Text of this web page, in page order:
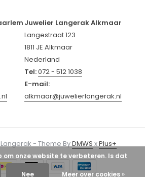
Juwelier Langerak Alkmaar
Langestraat 123
1811 JE Alkmaar
Nederland
Tel:072 - 512 1038
E-mail:
alkmaar@juwelierlangerak.nl
- Theme ByDMWSxPlus+
om onze website te verbeteren. Is dat
Nee Meer over cookies »